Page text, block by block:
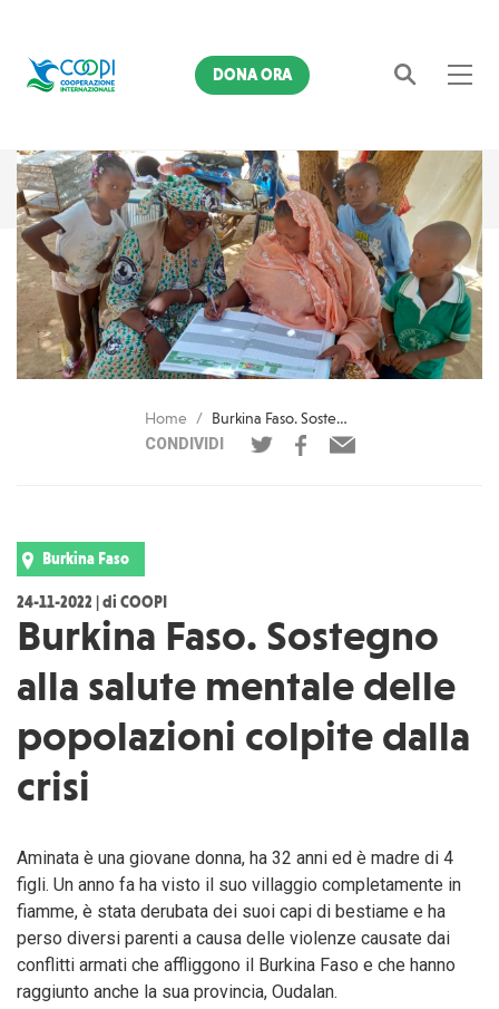
Cerca
DONA ORA
Home
Burkina Faso. Sostegno alla salute mentale delle popolazioni colpite dalla crisi
CONDIVIDI
Burkina Faso
24-11-2022 | di COOPI
Burkina Faso. Sostegno
alla salute mentale delle
popolazioni colpite dalla
crisi
Aminata è una giovane donna, ha 32 anni ed è madre di 4
figli. Un anno fa ha visto il suo villaggio completamente in
fiamme, è stata derubata dei suoi capi di bestiame e ha
perso diversi parenti a causa delle violenze causate dai
conflitti armati che affliggono il Burkina Faso e che hanno
raggiunto anche la sua provincia, Oudalan.